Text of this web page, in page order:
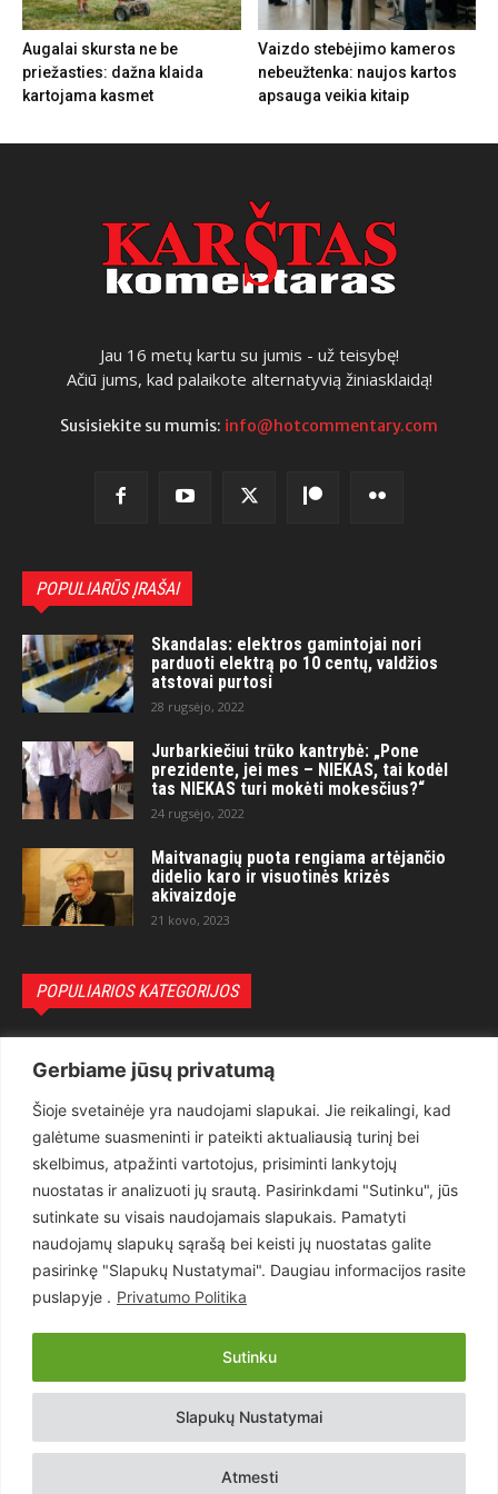
Gerbiame jūsų privatumą
Šioje svetainėje yra naudojami slapukai. Jie reikalingi, kad
galėtume suasmeninti ir pateikti aktualiausią turinį bei
skelbimus, atpažinti vartotojus, prisiminti lankytojų
nuostatas ir analizuoti jų srautą. Pasirinkdami "Sutinku", jūs
sutinkate su visais naudojamais slapukais. Pamatyti
naudojamų slapukų sąrašą bei keisti jų nuostatas galite
pasirinkę "Slapukų Nustatymai". Daugiau informacijos rasite
puslapyje . Privatumo Politika
Slapukų Nustatymai
Atmesti
Sutinku
Augalai skursta ne be
priežasties: dažna klaida
kartojama kasmet
Vaizdo stebėjimo kameros
nebeužtenka: naujos kartos
apsauga veikia kitaip
Jau 16 metų kartu su jumis - už teisybę!
Ačiū jums, kad palaikote alternatyvią žiniasklaidą!
Susisiekite su mumis: info@hotcommentary.com
POPULIARŪS ĮRAŠAI
Skandalas: elektros gamintojai nori
parduoti elektrą po 10 centų, valdžios
atstovai purtosi
28 rugsėjo, 2022
Jurbarkiečiui trūko kantrybė: „Pone
prezidente, jei mes – NIEKAS, tai kodėl
tas NIEKAS turi mokėti mokesčius?“
24 rugsėjo, 2022
Maitvanagių puota rengiama artėjančio
didelio karo ir visuotinės krizės
akivaizdoje
21 kovo, 2023
POPULIARIOS KATEGORIJOS
Teisėsauga
1497
Aktualu
Lietuva
619
Pasaulis
Статьи на русском
Articles in english
Copyright © 2026 UAB „Goruva“. Visos teisės saugomos.
Kontaktai Prenumerata Privatumo Politika Naudojimosi Taisyklės